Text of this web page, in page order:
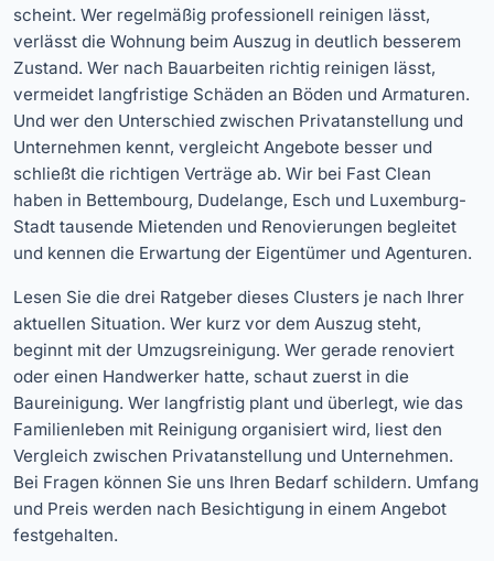
scheint. Wer regelmäßig professionell reinigen lässt,
verlässt die Wohnung beim Auszug in deutlich besserem
Zustand. Wer nach Bauarbeiten richtig reinigen lässt,
vermeidet langfristige Schäden an Böden und Armaturen.
Und wer den Unterschied zwischen Privatanstellung und
Unternehmen kennt, vergleicht Angebote besser und
schließt die richtigen Verträge ab. Wir bei Fast Clean
haben in Bettembourg, Dudelange, Esch und Luxemburg-
Stadt tausende Mietenden und Renovierungen begleitet
und kennen die Erwartung der Eigentümer und Agenturen.
Lesen Sie die drei Ratgeber dieses Clusters je nach Ihrer
aktuellen Situation. Wer kurz vor dem Auszug steht,
beginnt mit der Umzugsreinigung. Wer gerade renoviert
oder einen Handwerker hatte, schaut zuerst in die
Baureinigung. Wer langfristig plant und überlegt, wie das
Familienleben mit Reinigung organisiert wird, liest den
Vergleich zwischen Privatanstellung und Unternehmen.
Bei Fragen können Sie uns Ihren Bedarf schildern. Umfang
und Preis werden nach Besichtigung in einem Angebot
festgehalten.